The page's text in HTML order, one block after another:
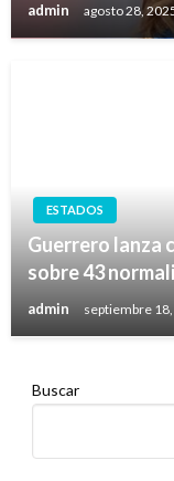
admin agosto 28,
ESTADOS
Guerrero lanza
sobre 43
admin septiembre
Buscar